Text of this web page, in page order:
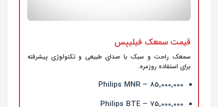
قیمت سمعک فیلیپس
سمعک راحت و سبک با صدای طبیعی و تکنولوژی پیشرفته
برای استفاده روزمره.
Philips MNR – 85,000,000
Philips BTE – 75,000,000